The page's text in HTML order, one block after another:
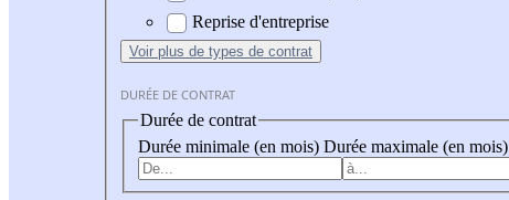
Reprise d'entreprise
Voir plus de types de contrat
DURÉE DE CONTRAT
Durée de contrat
Durée minimale (en mois) Durée maximale (en mois)